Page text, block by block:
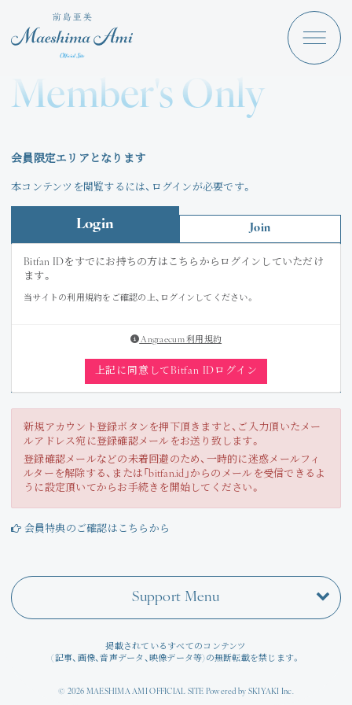
Maeshima Ami Discography
News
Profile
Store
Join
Photo
Movie
Wallpaper
Voice
回想録
Member's Only
会員限定エリアとなります
本コンテンツを閲覧するには、ログインが必要です。
Login Join
Bitfan IDをすでにお持ちの方はこちらからログインしていただけ
ます。
当サイトの利用規約をご確認の上、ログインしてください。
Angraecum 利用規約
上記に同意してBitfan IDログイン
新規アカウント登録ボタンを押下頂きますと、ご入力頂いたメー
ルアドレス宛に登録確認メールをお送り致します。
登録確認メールなどの未着回避のため、一時的に迷惑メールフィ
ルターを解除する、または「bitfan.id」からのメールを受信できるよ
うに設定頂いてからお手続きを開始してください。
会員特典のご確認はこちらから
Support Menu
掲載されているすべてのコンテンツ
(記事、画像、音声データ、映像データ等)の無断転載を禁じます。
© 2026 MAESHIMA AMI OFFICIAL SITE Powered by SKIYAKI Inc.